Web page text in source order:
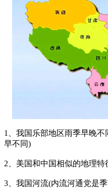
1、我国乐部地区雨季早晚
早不同)
2、美国和中国相似的地理
3、我国河流(内流河通党是